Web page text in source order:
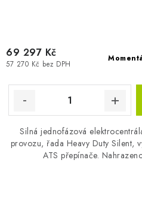
57 270 Kč bez DPH
69 297 Kč
Silná jednofázová
provozu, řada Heavy Duty Silent,
ATS přepínače.